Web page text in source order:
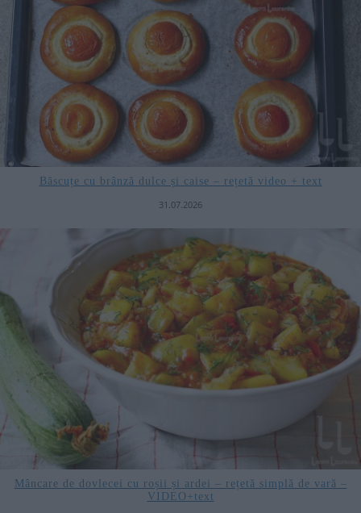
Băscuțe cu brânză dulce și caise – rețetă video + text
31.07.2026
Mâncare de dovlecei cu roșii și ardei – rețetă simplă de vară –
VIDEO+text